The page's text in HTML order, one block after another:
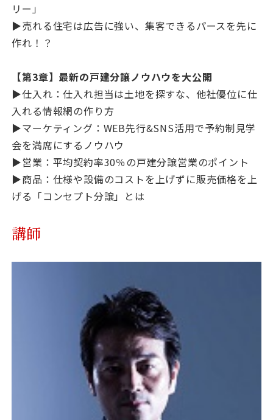
リー」
▶売れる住宅は広告に強い、集客できるパースを先に
作れ！？
【第3章】最新の戸建分譲ノウハウを大公開
▶仕入れ：仕入れ担当は土地を探すな、他社優位に仕
入れる情報網の作り方
▶マーケティング：WEB先行&SNS活用で予約制見学
会を満席にするノウハウ
▶営業：平均契約率30％の戸建分譲営業のポイント
▶商品：仕様や設備のコストを上げずに販売価格を上
げる「コンセプト分譲」とは
講師